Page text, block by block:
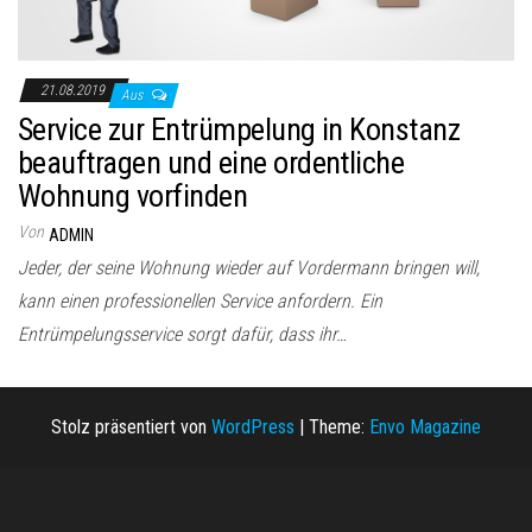
21.08.2019 Aus
Service zur Entrümpelung in Konstanz
beauftragen und eine ordentliche
Wohnung vorfinden
Von ADMIN
Jeder, der seine Wohnung wieder auf Vordermann bringen will,
kann einen professionellen Service anfordern. Ein
Entrümpelungsservice sorgt dafür, dass ihr…
Stolz präsentiert von WordPress Theme: Envo Magazine